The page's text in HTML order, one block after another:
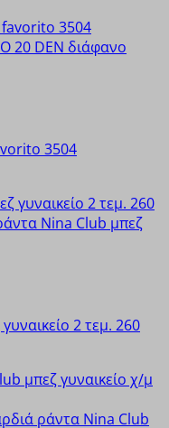
Οι
3504
Οι
2 τεμ. 260